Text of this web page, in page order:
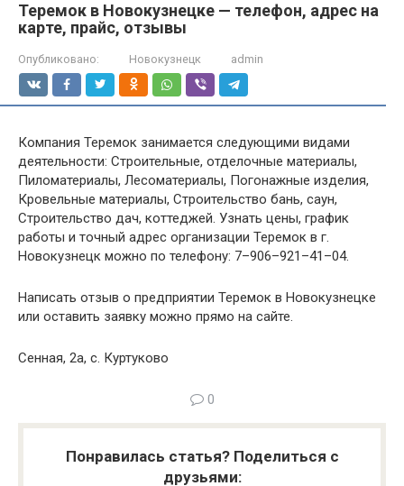
Теремок в Новокузнецке — телефон, адрес на
карте, прайс, отзывы
Опубликовано: Новокузнецк admin
Компания Теремок занимается следующими видами
деятельности: Строительные, отделочные материалы,
Пиломатериалы, Лесоматериалы, Погонажные изделия,
Кровельные материалы, Строительство бань, саун,
Строительство дач, коттеджей. Узнать цены, график
работы и точный адрес организации Теремок в г.
Новокузнецк можно по телефону: 7–906–921–41–04.
Написать отзыв о предприятии Теремок в Новокузнецке
или оставить заявку можно прямо на сайте.
Сенная, 2а, с. Куртуково
0
Понравилась статья? Поделиться с
друзьями: